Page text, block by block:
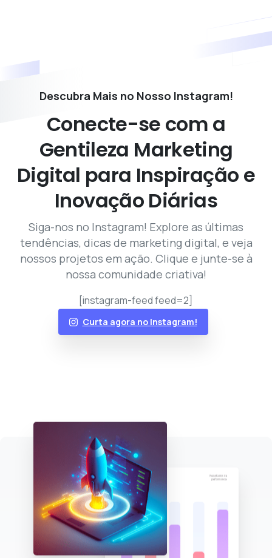
Descubra Mais no Nosso Instagram!
Conecte-se com a
Gentileza Marketing
Digital para Inspiração e
Inovação Diárias
Siga-nos no Instagram! Explore as últimas
tendências, dicas de marketing digital, e veja
nossos projetos em ação. Clique e junte-se à
nossa comunidade criativa!
[instagram-feed feed=2]
Curta agora no Instagram!